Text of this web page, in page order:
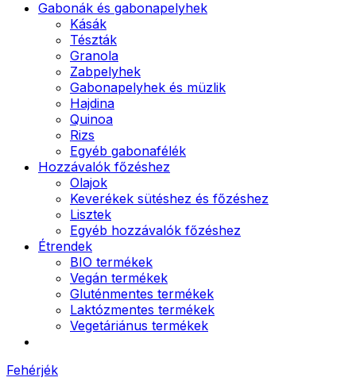
Gabonák és gabonapelyhek
Kásák
Tészták
Granola
Zabpelyhek
Gabonapelyhek és müzlik
Hajdina
Quinoa
Rizs
Egyéb gabonafélék
Hozzávalók főzéshez
Olajok
Keverékek sütéshez és főzéshez
Lisztek
Egyéb hozzávalók főzéshez
Étrendek
BIO termékek
Vegán termékek
Gluténmentes termékek
Laktózmentes termékek
Vegetáriánus termékek
Fehérjék